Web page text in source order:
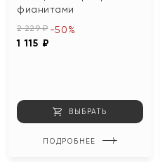
фианитами
2 229 ₽
1 115 ₽
-50%
ВЫБРАТЬ
ПОДРОБНЕЕ